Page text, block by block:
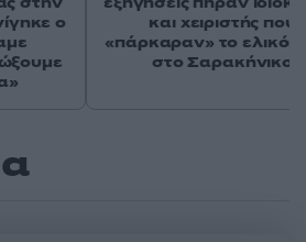
ο
και χειριστής που
«πάρκαραν» το
στο Σαρακήνικο